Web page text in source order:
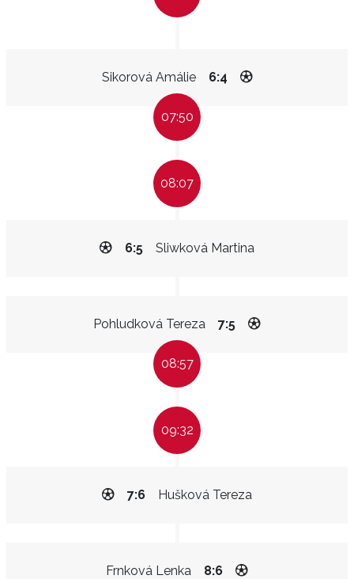
Sikorová Amálie 6:4
07:50
08:07
Sliwková Martina
6:5
Pohludková Tereza 7:5
08:57
09:32
Hušková Tereza
7:6
Frnková Lenka 8:6